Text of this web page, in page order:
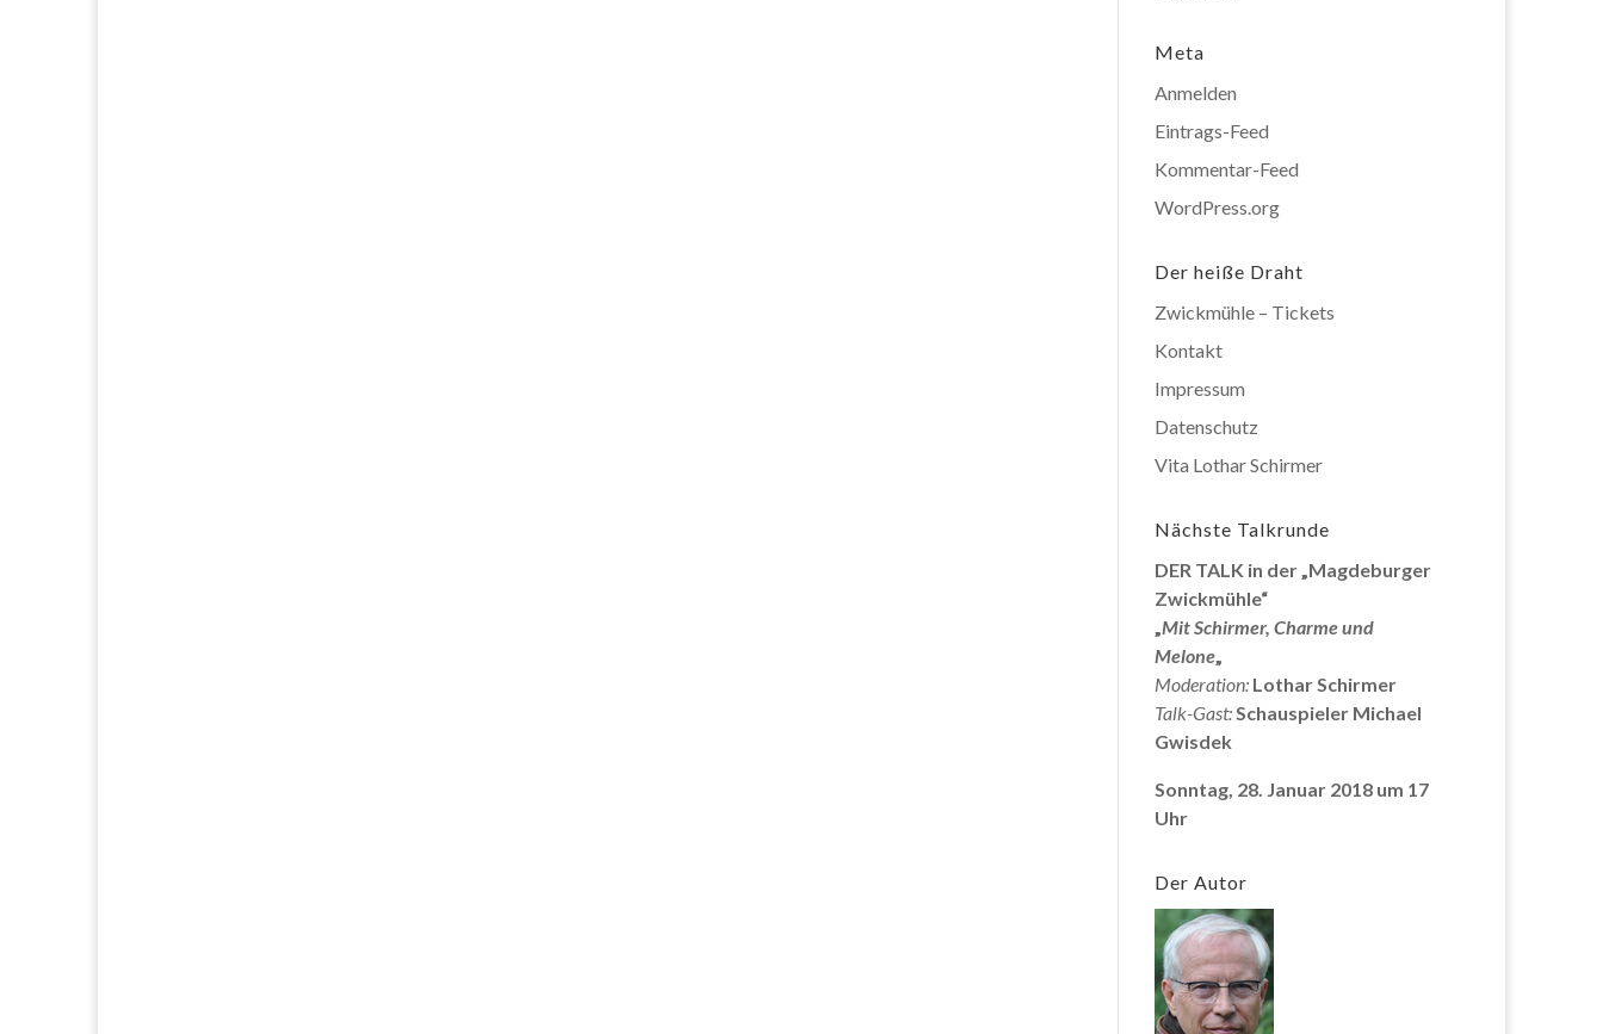
Meta
Anmelden
Eintrags-Feed
Kommentar-Feed
WordPress.org
Der heiße Draht
Zwickmühle – Tickets
Kontakt
Impressum
Datenschutz
Vita Lothar Schirmer
Nächste Talkrunde
DER TALK in der „Magdeburger
Zwickmühle“
„Mit Schirmer, Charme und
Melone„
Moderation: Lothar Schirmer
Talk-Gast:Schauspieler Michael
Gwisdek
Sonntag, 28. Januar 2018 um 17
Uhr
Der Autor